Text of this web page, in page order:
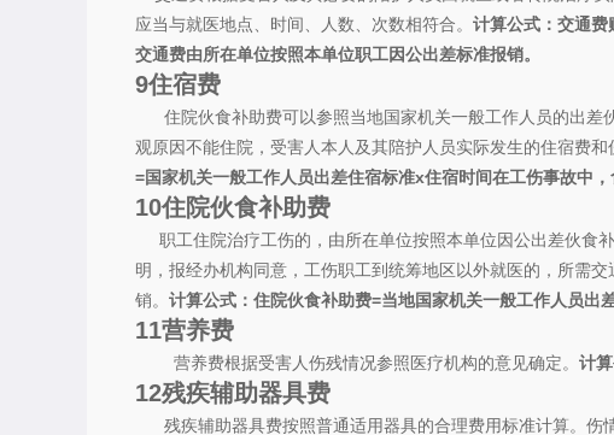
应当与就医地点、时间、人数、次数相符合。 计算公式：交通费
交通费由所在单位按照本单位职工因公出差标准报销。
9住宿费
住院伙食补助费可以参照当地国家机关一般工作人员的出差
观原因不能住院，受害人本人及其陪护人员实际发生的住宿费和
=国家机关一般工作人员出差住宿标准x住宿时间在工伤事故中，
10住院伙食补助费
职工住院治疗工伤的，由所在单位按照本单位因公出差伙食
明，报经办机构同意，工伤职工到统筹地区以外就医的，所需
销。 计算公式：住院伙食补助费=当地国家机关一般工作人员出
11营养费
营养费根据受害人伤残情况参照医疗机构的意见确定。 计
12残疾辅助器具费
残疾辅助器具费按照普通适用器具的合理费用标准计算。伤